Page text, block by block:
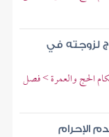
لزوجته في
الحج والعمرة > فصل
الإحرام